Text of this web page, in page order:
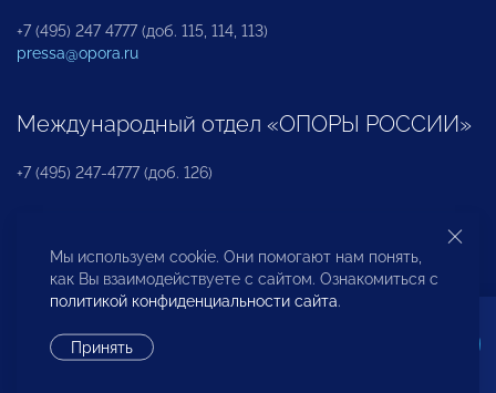
+7 (495) 247 4777 (доб. 115, 114, 113)
pressa@opora.ru
Международный отдел «ОПОРЫ РОССИИ»
+7 (495) 247-4777 (доб. 126)
Бюро по защите прав предпринимателей и
инвесторов
Мы используем cookie. Они помогают нам понять,
как Вы взаимодействуете с сайтом. Ознакомиться с
политикой конфиденциальности сайта.
Принять